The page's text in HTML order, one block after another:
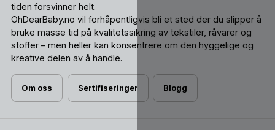
tiden forsvinner helt.
OhDearBaby.no vil forhåpentligvis bli et sted der du slipper å
bruke masse tid på kvalitetssikring av tekstiler, råvarer og
stoffer – men heller kan konsentrere om den hyggelige og
kreative delen av å handle.
Om oss Sertifiseringer Blogg